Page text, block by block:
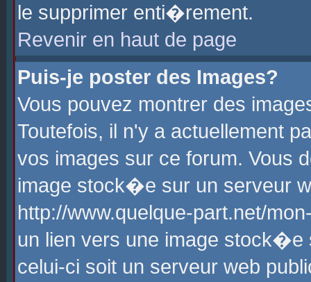
le supprimer enti�rement.
Revenir en haut de page
Puis-je poster des Images?
Vous pouvez montrer des
Toutefois, il n'y a actuellement
vos images sur ce forum. Vous
image stock�e sur un serveur
http://www.quelque-part.net/
un lien vers une image
celui-ci soit un serveur web